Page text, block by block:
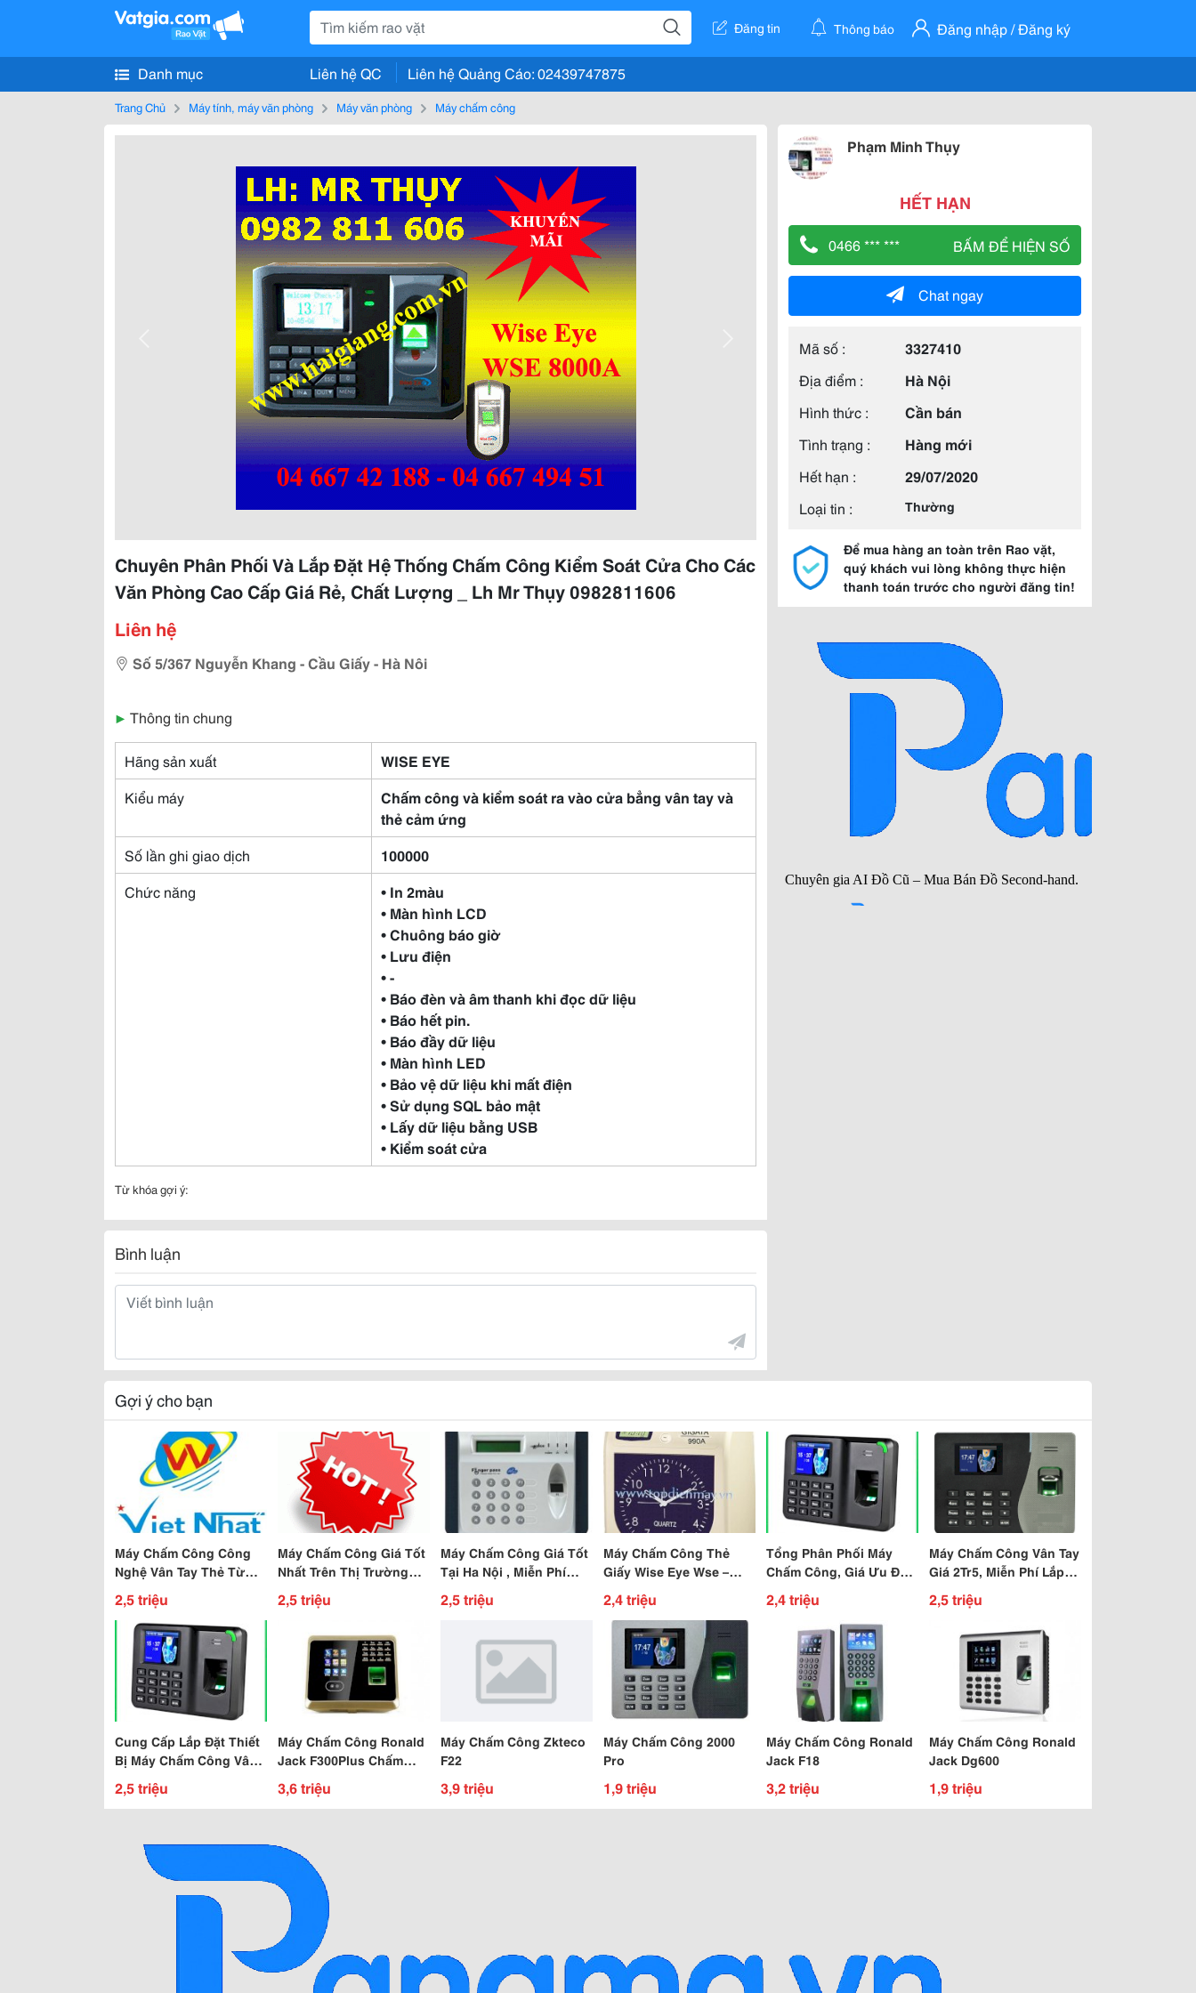
Đăng tin Thông báo Đăng nhập / Đăng ký
Danh mục Liên hệ QC Liên hệ Quảng Cáo: 02439747875
Trang Chủ Máy tính, máy văn phòng Máy văn phòng Máy chấm công
Chuyên Phân Phối Và Lắp Đặt Hệ Thống Chấm Công Kiểm Soát Cửa Cho Các
Văn Phòng Cao Cấp Giá Rẻ, Chất Lượng _ Lh Mr Thụy 0982811606
Liên hệ
Số 5/367 Nguyễn Khang - Cầu Giấy - Hà Nôi
▶ Thông tin chung
Hãng sản xuất
WISE EYE
Kiểu máy
Chấm công và kiểm soát ra vào cửa bẳng vân tay và
thẻ cảm ứng
Số lần ghi giao dịch
100000
Chức năng
• In 2màu
• Màn hình LCD
• Chuông báo giờ
• Lưu điện
• -
• Báo đèn và âm thanh khi đọc dữ liệu
• Báo hết pin.
• Báo đầy dữ liệu
• Màn hình LED
• Bảo vệ dữ liệu khi mất điện
• Sử dụng SQL bảo mật
• Lấy dữ liệu bằng USB
• Kiểm soát cửa
Từ khóa gợi ý:
Bình luận
Phạm Minh Thụy
HẾT HẠN
0466 *** *** BẤM ĐỂ HIỆN SỐ
Chat ngay
Mã số :
3327410
Địa điểm :
Hà Nội
Hình thức :
Cần bán
Tình trạng :
Hàng mới
Hết hạn :
29/07/2020
Loại tin :
Thường
Để mua hàng an toàn trên Rao vặt,
quý khách vui lòng không thực hiện
thanh toán trước cho người đăng tin!
Gợi ý cho bạn
Máy Chấm Công Công
Nghệ Vân Tay Thẻ Từ
Hàng Thái Lan Giá 2,5
Triêu Tại Việt Nhât
2,5 triệu
Máy Chấm Công Giá Tốt
Nhất Trên Thị Trường
Hiện Nay
2,5 triệu
Máy Chấm Công Giá Tốt
Tại Ha Nội , Miễn Phí
Phần Mền , Lặp Đặt Tận
Nơi
2,5 triệu
Máy Chấm Công Thẻ
Giấy Wise Eye Wse –
7500D Giá 2Tr4, Miễn Phí
Lắp Đặt
2,4 triệu
Tổng Phân Phối Máy
Chấm Công, Giá Ưu Đãi -
Chính Hãng, Bảo Hành
Dài Hạn Tận Nơi.
2,4 triệu
Máy Chấm Công Vân Tay
Giá 2Tr5, Miễn Phí Lắp
Đặt
2,5 triệu
Cung Cấp Lắp Đặt Thiết
Bị Máy Chấm Công Vân
Tay, Thẻ Từ, Thẻ Giấy,
Kiểm Soát Cửa
2,5 triệu
Máy Chấm Công Ronald
Jack F300Plus Chấm
Công Bằng Khuôn Mặt
Uy Tín Chất Lượng
3,6 triệu
Máy Chấm Công Zkteco
F22
3,9 triệu
Máy Chấm Công 2000
Pro
1,9 triệu
Máy Chấm Công Ronald
Jack F18
3,2 triệu
Máy Chấm Công Ronald
Jack Dg600
1,9 triệu